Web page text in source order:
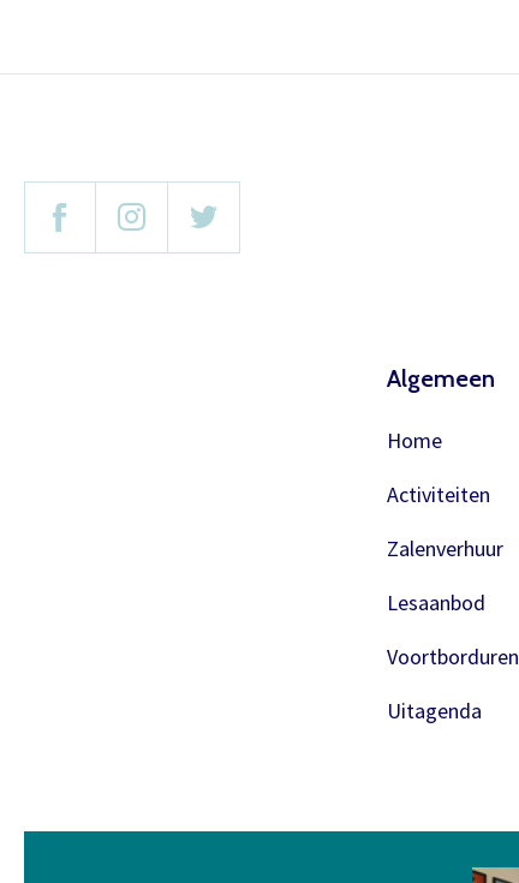
Algemeen
Home
Activiteiten
Zalenverhuur
Lesaanbod
Voortborduren
Uitagenda